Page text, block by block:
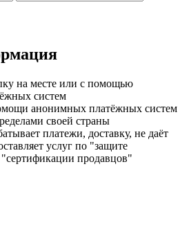
на месте или с помощью
систем
анонимных платёжных систем
своей страны
платежи, доставку, не даёт
услуг по "защите
продавцов"